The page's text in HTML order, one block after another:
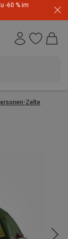
-60 % im
Zelte